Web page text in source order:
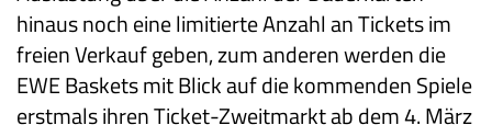
hinaus noch eine limitierte Anzahl an Tickets im
freien Verkauf geben, zum anderen werden die
EWE Baskets mit Blick auf die kommenden Spiele
erstmals ihren Ticket-Zweitmarkt ab dem 4. März